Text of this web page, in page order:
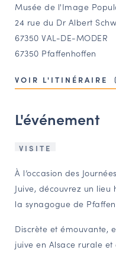
BOURSE
OUTILS EN
CARTES DES
Espace
NAVIGATION
Comité d'Histoire Régionale
Service Inventaire et
VOUS ÊTES…
Musée de l'Image
24 rue du Dr Albert
67350 VAL-DE-MODER
67350 Pfaffenhoffen
VOIR L'ITINÉRAIRE
L'événement
VISITE
À l’occasion des
Juive, découvrez un
la synagogue de
Discrète et émouvante,
juive en Alsace rurale